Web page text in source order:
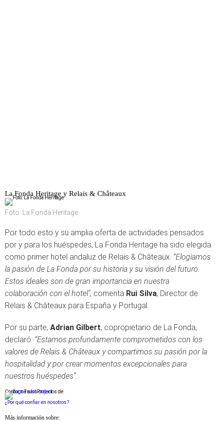
La Fonda Heritage y Relais & Châteaux
Foto: La Fonda Heritage
Por todo esto y su amplia oferta de actividades pensados
por y para los huéspedes, La Fonda Heritage ha sido elegida
como primer hotel andaluz de Relais & Châteaux. “Elogiamos
la pasión de La Fonda por su historia y su visión del futuro.
Estos ideales son de gran importancia en nuestra
colaboración con el hotel", comenta Rui Silva, Director de
Relais & Châteaux para España y Portugal.
Por su parte, Adrian Gilbert, copropietario de La Fonda,
declaró: “Estamos profundamente comprometidos con los
valores de Relais & Châteaux y compartimos su pasión por la
hospitalidad y por crear momentos excepcionales para
nuestros huéspedes”.
Conforme a los criterios de
¿Por qué confiar en nosotros?
Más información sobre: